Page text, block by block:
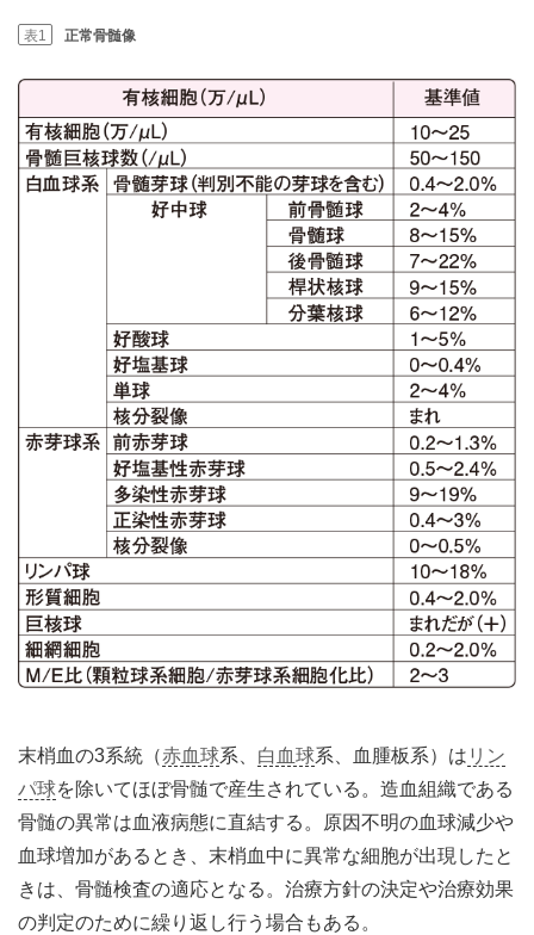
表1 正常骨髄像
末梢血の3系統（赤血球系、 白血球系、血腫板系）は リン
パ球を除いてほぼ骨髄で産生されている。造血組織である
骨髄の異常は血液病態に直結する。原因不明の血球減少や
血球増加があるとき、末梢血中に異常な細胞が出現したと
きは、骨髄検査の適応となる。治療方針の決定や治療効果
の判定のために繰り返し行う場合もある。